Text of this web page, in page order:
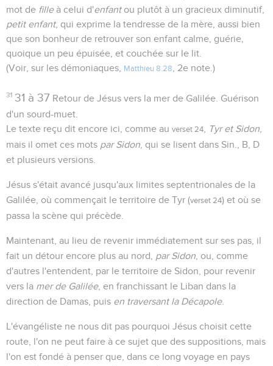
mot de filleà celui d'enfantou plutôt à un gracieux diminutif,
petit enfant, qui exprime la tendresse de la mère, aussi bien
que son bonheur de retrouver son enfant calme, guérie,
quoique un peu épuisée, et couchée sur le lit.
(Voir, sur les démoniaques,
Matthieu 8.28 , 2e note.)
31 31 à 37 Retour de Jésus vers la mer de Galilée. Guérison
d'un sourd-muet.
Le texte reçu dit encore ici, comme au verset 24 Tyr et Sidon
mais il omet ces mots par Sidon , qui se lisent dans Sin., B, D
et plusieurs versions.
Jésus s'était avancé jusqu'aux limites septentrionales de la
Galilée, où commençait le territoire de Tyr (verset 24) et où se
passa la scène qui précède.
Maintenant, au lieu de revenir immédiatement sur ses pas, il
fait un détour encore plus au nord, par Sidon , ou, comme
d'autres l'entendent, par le territoire de Sidon, pour revenir
vers la mer de Galilée, en franchissant le Liban dans la
direction de Damas, puis en traversant la Décapole.
L'évangéliste ne nous dit pas pourquoi Jésus choisit cette
route, l'on ne peut faire à ce sujet que des suppositions, mais
l'on est fondé à penser que, dans ce long voyage en pays